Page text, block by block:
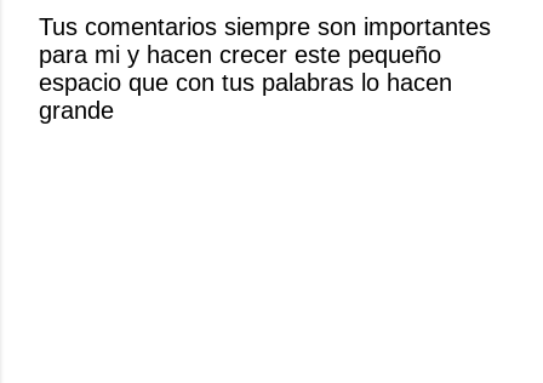
u
n
c
o
Tus comentarios siempre son importantes
para mi y hacen crecer este pequeño
espacio que con tus palabras lo hacen
grande